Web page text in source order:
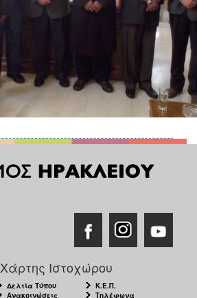
Χάρτης Ιστοχώρου
Δελτία Τύπου
Ανακοινώσεις
Κ.Ε.Π.
Τηλέφωνα